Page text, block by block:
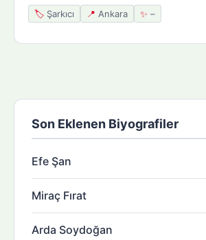
🏷️ Şarkıcı 📍 Ankara ✨ –
Son Eklenen Biyografiler
Efe Şan
Miraç Fırat
Arda Soydoğan